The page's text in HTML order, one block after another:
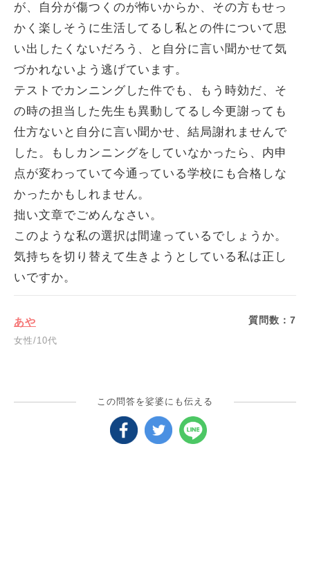
が、自分が傷つくのが怖いからか、その方もせっ
かく楽しそうに生活してるし私との件について思
い出したくないだろう、と自分に言い聞かせて気
づかれないよう逃げています。
テストでカンニングした件でも、もう時効だ、そ
の時の担当した先生も異動してるし今更謝っても
仕方ないと自分に言い聞かせ、結局謝れませんで
した。もしカンニングをしていなかったら、内申
点が変わっていて今通っている学校にも合格しな
かったかもしれません。
拙い文章でごめんなさい。
このような私の選択は間違っているでしょうか。
気持ちを切り替えて生きようとしている私は正し
いですか。
あや
女性/10代
質問数：7
この問答を娑婆にも伝える